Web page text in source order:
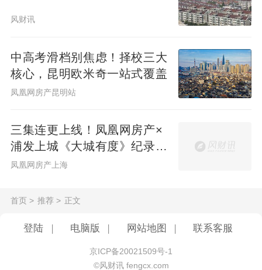
风财讯
中高考滑档别焦虑！择校三大
核心，昆明欧米奇一站式覆盖
凤凰网房产昆明站
三集连更上线！凤凰网房产×
浦发上城《大城有度》纪录片
见证一座百万方大城生长
凤凰网房产上海
首页 > 推荐 > 正文
登陆 电脑版 网站地图 联系客服
京ICP备20021509号-1
©风财讯 fengcx.com